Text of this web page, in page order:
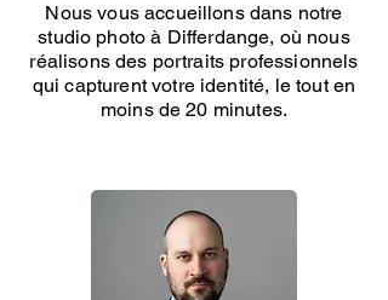
Nous vous accueillons dans notre
studio photo à Differdange, où nous
réalisons des portraits professionnels
qui capturent votre identité, le tout en
moins de 20 minutes.